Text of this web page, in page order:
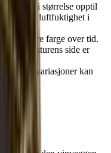
variere i størrelse opptil
og luftfuktighet i
endre farge over tid.
tre fra naturens side er
så variasjoner kan